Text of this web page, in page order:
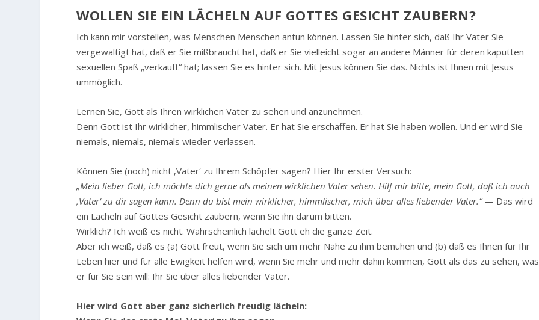
WOLLEN SIE EIN LÄCHELN AUF GOTTES GESICHT ZAUBERN?
Ich kann mir vorstellen, was Menschen Menschen antun können. Lassen Sie hinter sich, daß Ihr Vater Sie
vergewaltigt hat, daß er Sie mißbraucht hat, daß er Sie vielleicht sogar an andere Männer für deren kaputten
sexuellen Spaß „verkauft“ hat; lassen Sie es hinter sich. Mit Jesus können Sie das. Nichts ist Ihnen mit Jesus
ummöglich.
Lernen Sie, Gott als Ihren wirklichen Vater zu sehen und anzunehmen.
Denn Gott ist Ihr wirklicher, himmlischer Vater. Er hat Sie erschaffen. Er hat Sie haben wollen. Und er wird Sie
niemals, niemals, niemals wieder verlassen.
Können Sie (noch) nicht ‚Vater‘ zu Ihrem Schöpfer sagen? Hier Ihr erster Versuch:
„Mein lieber Gott, ich möchte dich gerne als meinen wirklichen Vater sehen. Hilf mir bitte, mein Gott, daß ich auch
‚Vater‘ zu dir sagen kann. Denn du bist mein wirklicher, himmlischer, mich über alles liebender Vater.“— Das wird
ein Lächeln auf Gottes Gesicht zaubern, wenn Sie ihn darum bitten.
Wirklich? Ich weiß es nicht. Wahrscheinlich lächelt Gott eh die ganze Zeit.
Aber ich weiß, daß es (a) Gott freut, wenn Sie sich um mehr Nähe zu ihm bemühen und (b) daß es Ihnen für Ihr
Leben hier und für alle Ewigkeit helfen wird, wenn Sie mehr und mehr dahin kommen, Gott als das zu sehen, was
er für Sie sein will: Ihr Sie über alles liebender Vater.
Hier wird Gott aber ganz sicherlich freudig lächeln: